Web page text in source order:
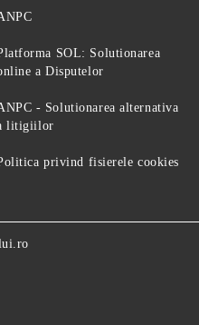
SOL: Solutionarea
a Disputelor
- Solutionarea alternativa
litigiilor
privind fisierele cookies